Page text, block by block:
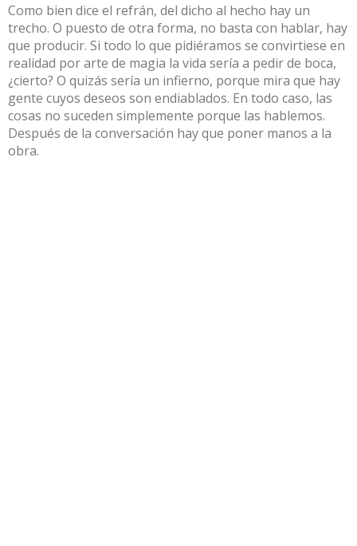
Como bien dice el refrán, del dicho al hecho hay un
trecho. O puesto de otra forma, no basta con hablar, hay
que producir. Si todo lo que pidiéramos se convirtiese en
realidad por arte de magia la vida sería a pedir de boca,
¿cierto? O quizás sería un infierno, porque mira que hay
gente cuyos deseos son endiablados. En todo caso, las
cosas no suceden simplemente porque las hablemos.
Después de la conversación hay que poner manos a la
obra.